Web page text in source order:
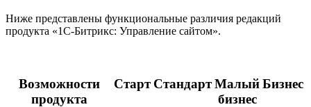
Ниже представлены функциональные различия редакций
продукта «1С-Битрикс: Управление сайтом».
Возможности
продукта
Старт СтандартМалый
бизнес
Бизнес